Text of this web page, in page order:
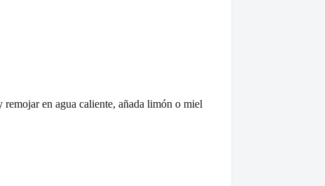
en agua caliente, añada limón o miel